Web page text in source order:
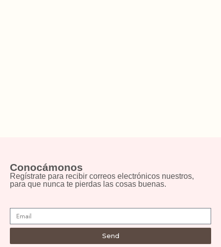
Conocámonos
Regístrate para recibir correos electrónicos nuestros,
para que nunca te pierdas las cosas buenas.
Send